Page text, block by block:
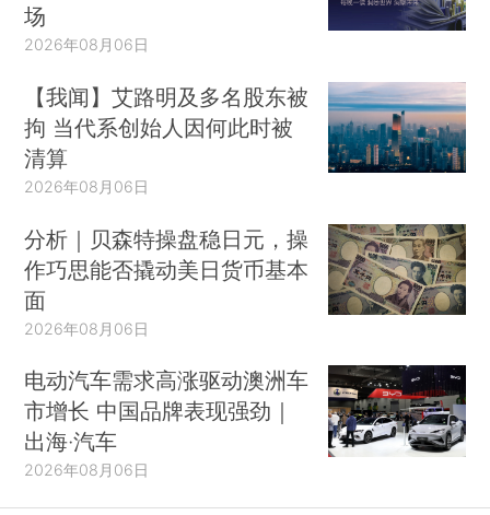
场
2026年08月06日
【我闻】艾路明及多名股东被
拘 当代系创始人因何此时被
清算
2026年08月06日
分析｜贝森特操盘稳日元，操
作巧思能否撬动美日货币基本
面
2026年08月06日
电动汽车需求高涨驱动澳洲车
市增长 中国品牌表现强劲｜
出海·汽车
2026年08月06日